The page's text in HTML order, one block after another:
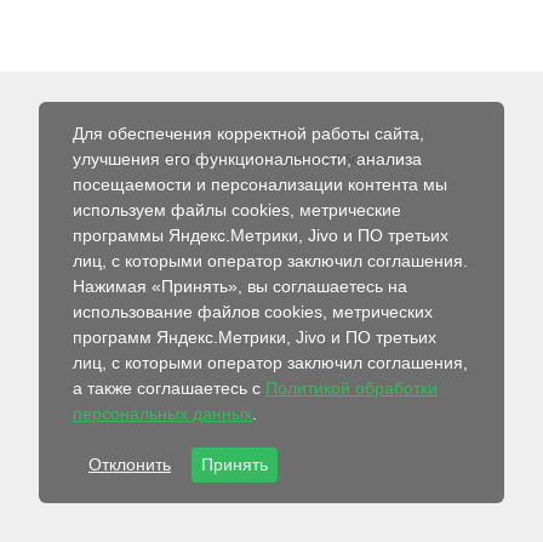
© 2026 Интернет-магазин Абсолют
Для обеспечения корректной работы сайта,
улучшения его функциональности, анализа
посещаемости и персонализации контента мы
используем файлы cookies, метрические
программы Яндекс.Метрики, Jivo и ПО третьих
лиц, с которыми оператор заключил соглашения.
Нажимая «Принять», вы соглашаетесь на
использование файлов cookies, метрических
программ Яндекс.Метрики, Jivo и ПО третьих
лиц, с которыми оператор заключил соглашения,
а также соглашаетесь с Политикой обработки
персональных данных
Отклонить Принять